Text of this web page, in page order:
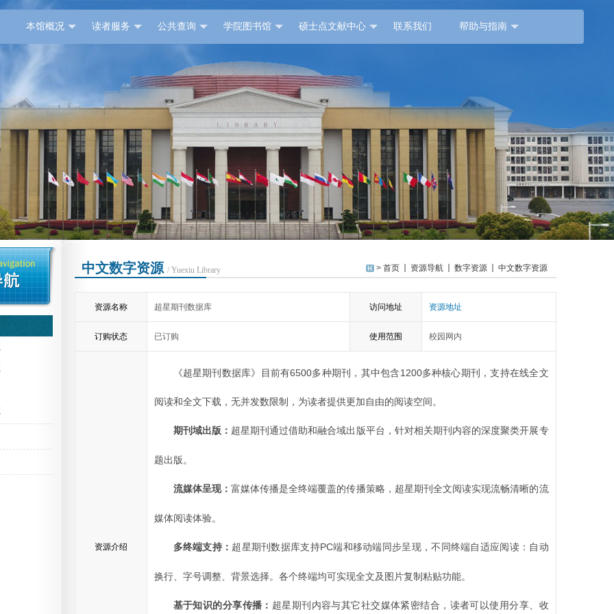
本馆概况 读者服务 公共查询 学院图书馆 硕士点文献中心 联系我们 帮助与指南
中文数字资源 / Yuexiu Library > 首页 资源导航 数字资源 中文数字资源
资源名称 超星期刊数据库 访问地址 资源地址
订购状态 已订购 使用范围 校园网内
资源介绍
《超星期刊数据库》目前有6500多种期刊，其中包含1200多种核心期刊，支持在线全文
阅读和全文下载，无并发数限制，为读者提供更加自由的阅读空间。
期刊域出版： 超星期刊通过借助和融合域出版平台，针对相关期刊内容的深度聚类开展专
题出版。
流媒体呈现： 富媒体传播是全终端覆盖的传播策略，超星期刊全文阅读实现流畅清晰的流
媒体阅读体验。
多终端支持： 超星期刊数据库支持PC端和移动端同步呈现，不同终端自适应阅读：自动
换行、字号调整、背景选择。各个终端均可实现全文及图片复制粘贴功能。
基于知识的分享传播： 超星期刊内容与其它社交媒体紧密结合，读者可以使用分享、收